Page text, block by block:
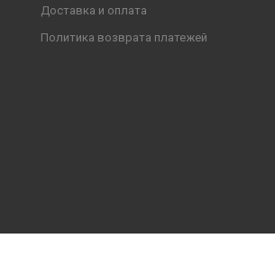
Доставка и оплата
Политика возврата платежей